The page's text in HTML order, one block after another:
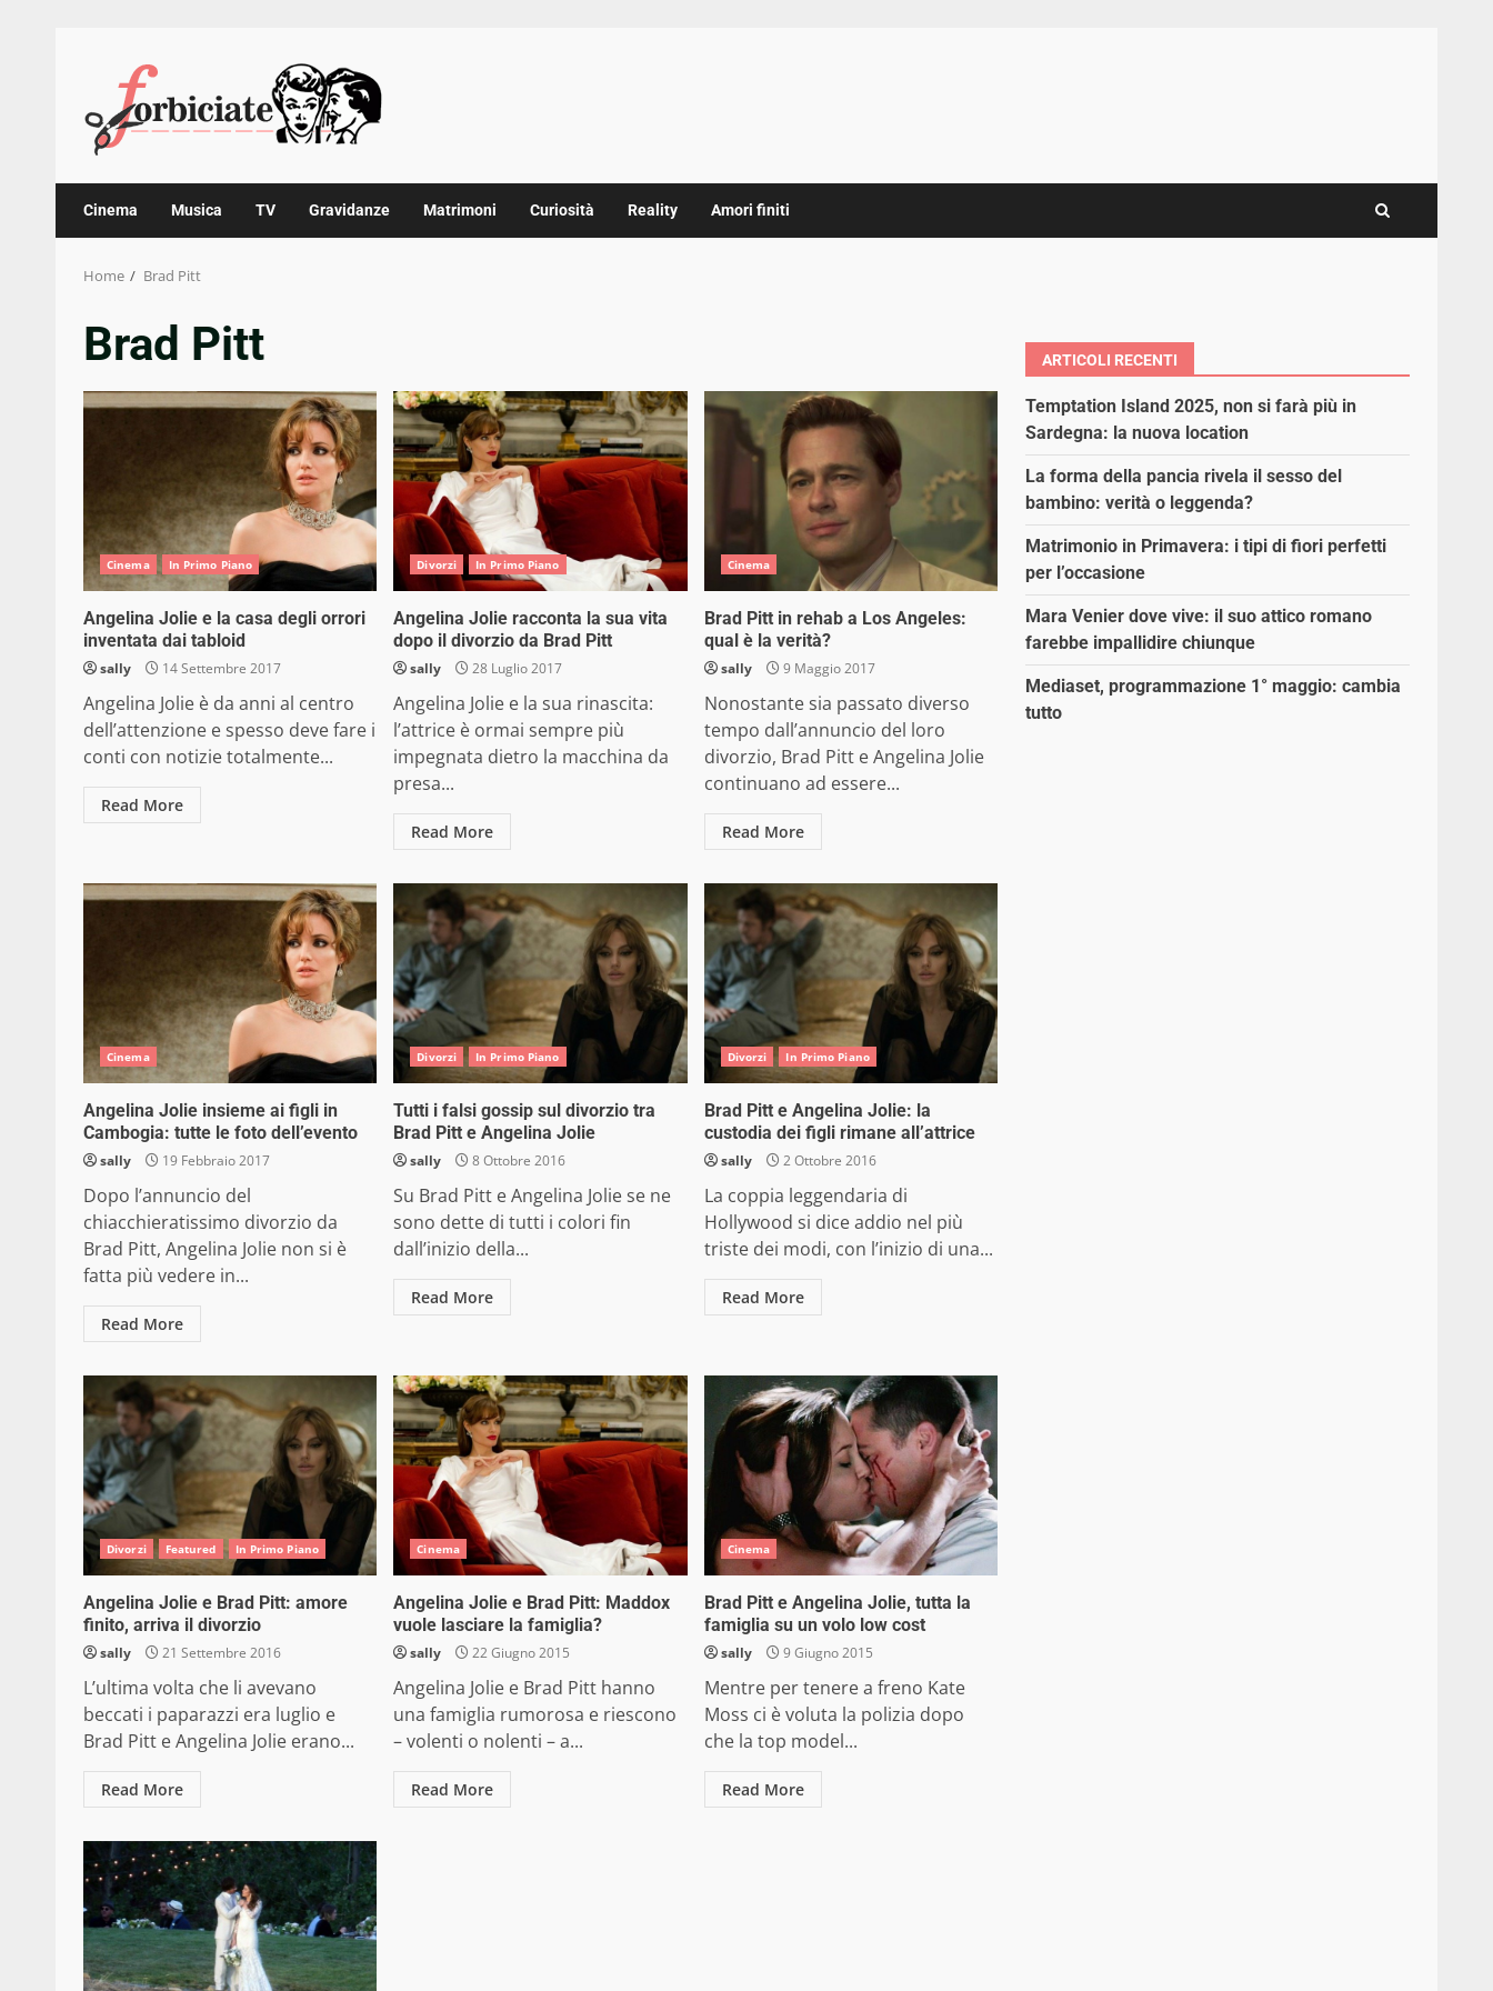
content
Cinema Musica TV Gravidanze Matrimoni Curiosità Reality Amori finiti
Home Brad Pitt
Brad Pitt
Cinema In Primo Piano
Angelina Jolie e la casa degli orrori
inventata dai tabloid
sally 14 Settembre 2017
Angelina Jolie è da anni al centro
dell’attenzione e spesso deve fare i
conti con notizie totalmente...
Read More
Divorzi In Primo Piano
Angelina Jolie racconta la sua vita
dopo il divorzio da Brad Pitt
sally 28 Luglio 2017
Angelina Jolie e la sua rinascita:
l’attrice è ormai sempre più
impegnata dietro la macchina da
presa...
Read More
Cinema
Brad Pitt in rehab a Los Angeles:
qual è la verità?
sally 9 Maggio 2017
Nonostante sia passato diverso
tempo dall’annuncio del loro
divorzio, Brad Pitt e Angelina Jolie
continuano ad essere...
Read More
Cinema
Angelina Jolie insieme ai figli in
Cambogia: tutte le foto dell’evento
sally 19 Febbraio 2017
Dopo l’annuncio del
chiacchieratissimo divorzio da
Brad Pitt, Angelina Jolie non si è
fatta più vedere in...
Read More
Divorzi In Primo Piano
Tutti i falsi gossip sul divorzio tra
Brad Pitt e Angelina Jolie
sally 8 Ottobre 2016
Su Brad Pitt e Angelina Jolie se ne
sono dette di tutti i colori fin
dall’inizio della...
Read More
Divorzi In Primo Piano
Brad Pitt e Angelina Jolie: la
custodia dei figli rimane all’attrice
sally 2 Ottobre 2016
La coppia leggendaria di
Hollywood si dice addio nel più
triste dei modi, con l’inizio di una...
Read More
Divorzi Featured In Primo Piano
Angelina Jolie e Brad Pitt: amore
finito, arriva il divorzio
sally 21 Settembre 2016
L’ultima volta che li avevano
beccati i paparazzi era luglio e
Brad Pitt e Angelina Jolie erano...
Read More
Cinema
Angelina Jolie e Brad Pitt: Maddox
vuole lasciare la famiglia?
sally 22 Giugno 2015
Angelina Jolie e Brad Pitt hanno
una famiglia rumorosa e riescono
– volenti o nolenti – a...
Read More
Cinema
Brad Pitt e Angelina Jolie, tutta la
famiglia su un volo low cost
sally 9 Giugno 2015
Mentre per tenere a freno Kate
Moss ci è voluta la polizia dopo
che la top model...
Read More
ARTICOLI RECENTI
Temptation Island 2025, non si farà più in
Sardegna: la nuova location
La forma della pancia rivela il sesso del
bambino: verità o leggenda?
Matrimonio in Primavera: i tipi di fiori perfetti
per l’occasione
Mara Venier dove vive: il suo attico romano
farebbe impallidire chiunque
Mediaset, programmazione 1° maggio: cambia
tutto